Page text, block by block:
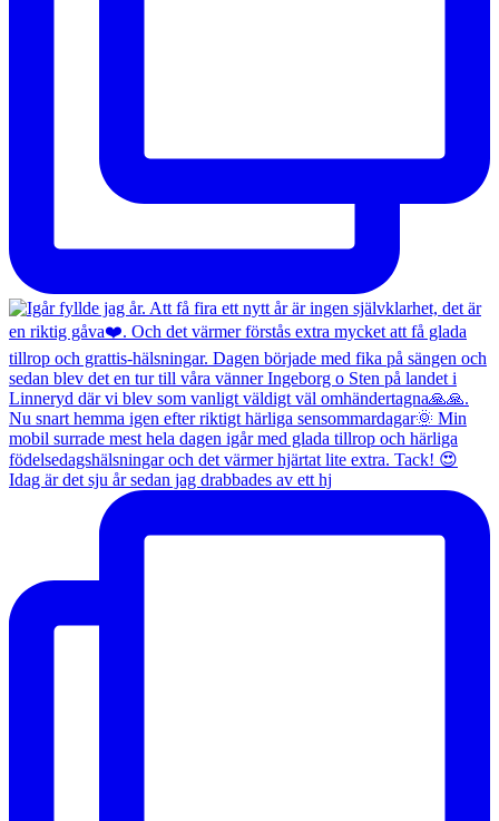
Idag är det sju år sedan jag drabbades av ett hj